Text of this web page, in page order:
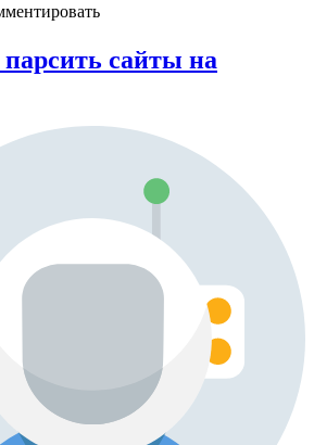
сайты на